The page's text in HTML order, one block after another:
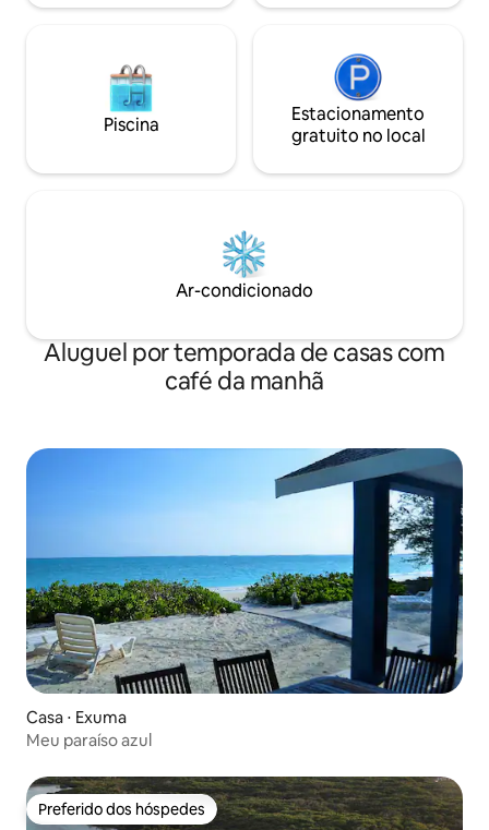
Piscina
Estacionamento
gratuito no local
Ar-condicionado
Aluguel por temporada de casas com
café da manhã
Casa ⋅ Exuma
Meu paraíso azul
Preferido dos hóspedes
Preferido dos hóspedes